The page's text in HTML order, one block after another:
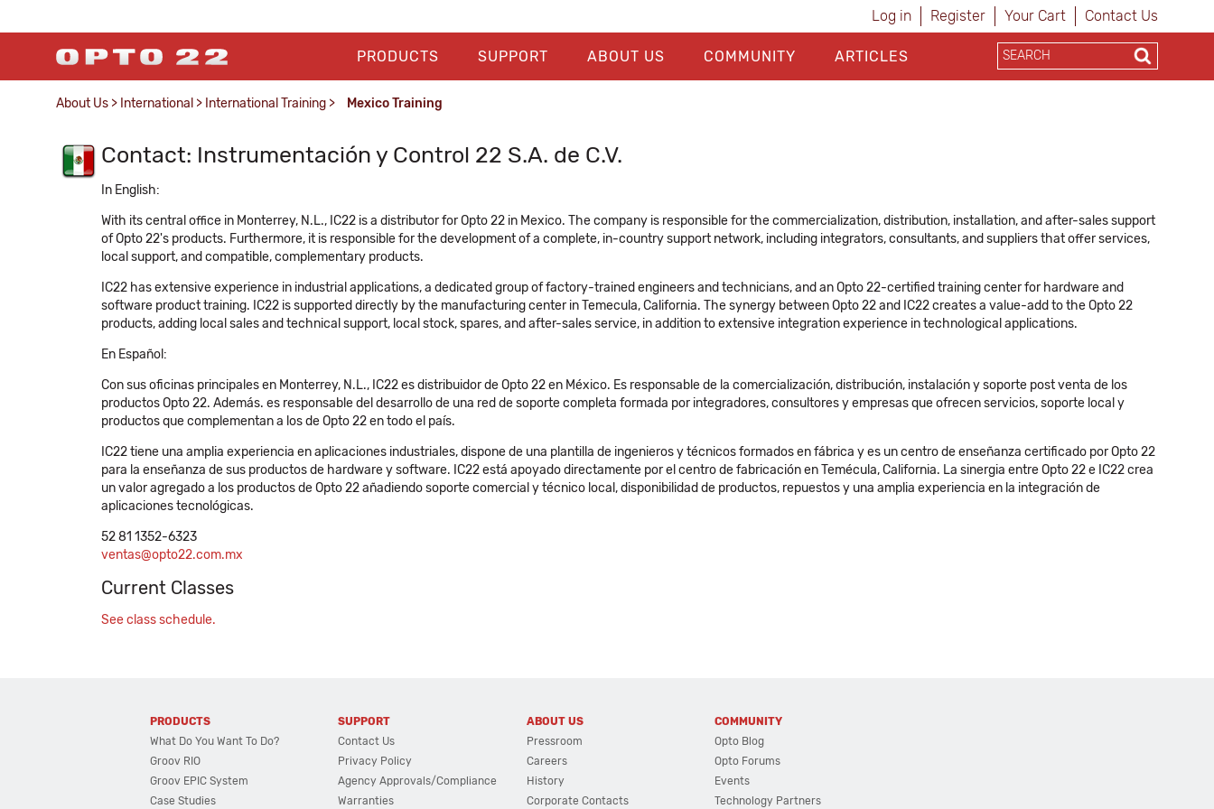
Log in Register Your Cart Contact Us
PRODUCTS SUPPORT ABOUT US COMMUNITY ARTICLES
About Us > International > International Training > Mexico Training
Contact: Instrumentación y Control 22 S.A. de C.V.
In English:
With its central office in Monterrey, N.L., IC22 is a distributor for Opto 22 in Mexico. The company is responsible for the commercialization, distribution, installation, and after-sales support
of Opto 22's products. Furthermore, it is responsible for the development of a complete, in-country support network, including integrators, consultants, and suppliers that offer services,
local support, and compatible, complementary products.
IC22 has extensive experience in industrial applications, a dedicated group of factory-trained engineers and technicians, and an Opto 22-certified training center for hardware and
software product training. IC22 is supported directly by the manufacturing center in Temecula, California. The synergy between Opto 22 and IC22 creates a value-add to the Opto 22
products, adding local sales and technical support, local stock, spares, and after-sales service, in addition to extensive integration experience in technological applications.
En Español:
Con sus oficinas principales en Monterrey, N.L., IC22 es distribuidor de Opto 22 en México. Es responsable de la comercialización, distribución, instalación y soporte post venta de los
productos Opto 22. Además. es responsable del desarrollo de una red de soporte completa formada por integradores, consultores y empresas que ofrecen servicios, soporte local y
productos que complementan a los de Opto 22 en todo el país.
IC22 tiene una amplia experiencia en aplicaciones industriales, dispone de una plantilla de ingenieros y técnicos formados en fábrica y es un centro de enseñanza certificado por Opto 22
para la enseñanza de sus productos de hardware y software. IC22 está apoyado directamente por el centro de fabricación en Temécula, California. La sinergia entre Opto 22 e IC22 crea
un valor agregado a los productos de Opto 22 añadiendo soporte comercial y técnico local, disponibilidad de productos, repuestos y una amplia experiencia en la integración de
aplicaciones tecnológicas.
52 81 1352-6323
ventas@opto22.com.mx
Current Classes
See class schedule.
PRODUCTS
What Do You Want To Do?
Groov RIO
Groov EPIC System
Case Studies
SUPPORT
Contact Us
Privacy Policy
Agency Approvals/Compliance
Warranties
ABOUT US
Pressroom
Careers
History
Corporate Contacts
COMMUNITY
Opto Blog
Opto Forums
Events
Technology Partners